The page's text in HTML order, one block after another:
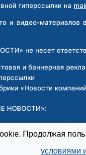
гиперссылки на
и видео-
не несет
и баннерная
«Новости
НОВОСТИ»:
«Новосибирск Медиа»
Продолжая
условиями